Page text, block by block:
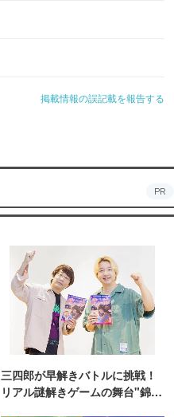
掲載情報の誤記載を報告する
PR
三四郎が早解きバトルに挑戦！
リアル謎解きゲームの舞台"錦糸